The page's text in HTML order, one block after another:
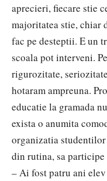
aprecieri, fiecare stie
majoritatea stie, chiar
fac pe desteptii. E un
scoala pot interveni.
rigurozitate,
hotaram ampreuna.
educatie la gramada
exista o anumita
organizatia studentilor
din rutina, sa
– Ai fost patru ani